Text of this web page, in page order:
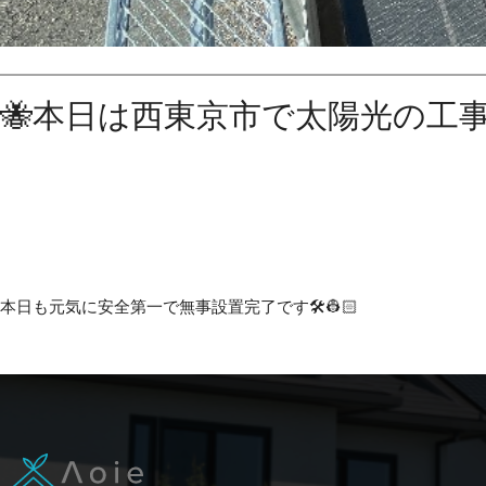
🐝本日は西東京市で太陽光の工
本日も元気に安全第一で無事設置完了です🛠️👷🏻